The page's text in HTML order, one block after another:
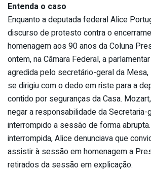
Entenda o caso
Enquanto a deputada federal Alice
discurso de protesto contra o
homenagem aos 90 anos da Coluna
ontem, na Câmara Federal, a
agredida pelo secretário-geral da Mesa,
se dirigiu com o dedo em riste para a
contido por seguranças da Casa.
negar a responsabilidade da Secretaria-
interrompido a sessão de forma
interrompida, Alice denunciava que
assistir à sessão em homenagem a
retirados da sessão em explicação.